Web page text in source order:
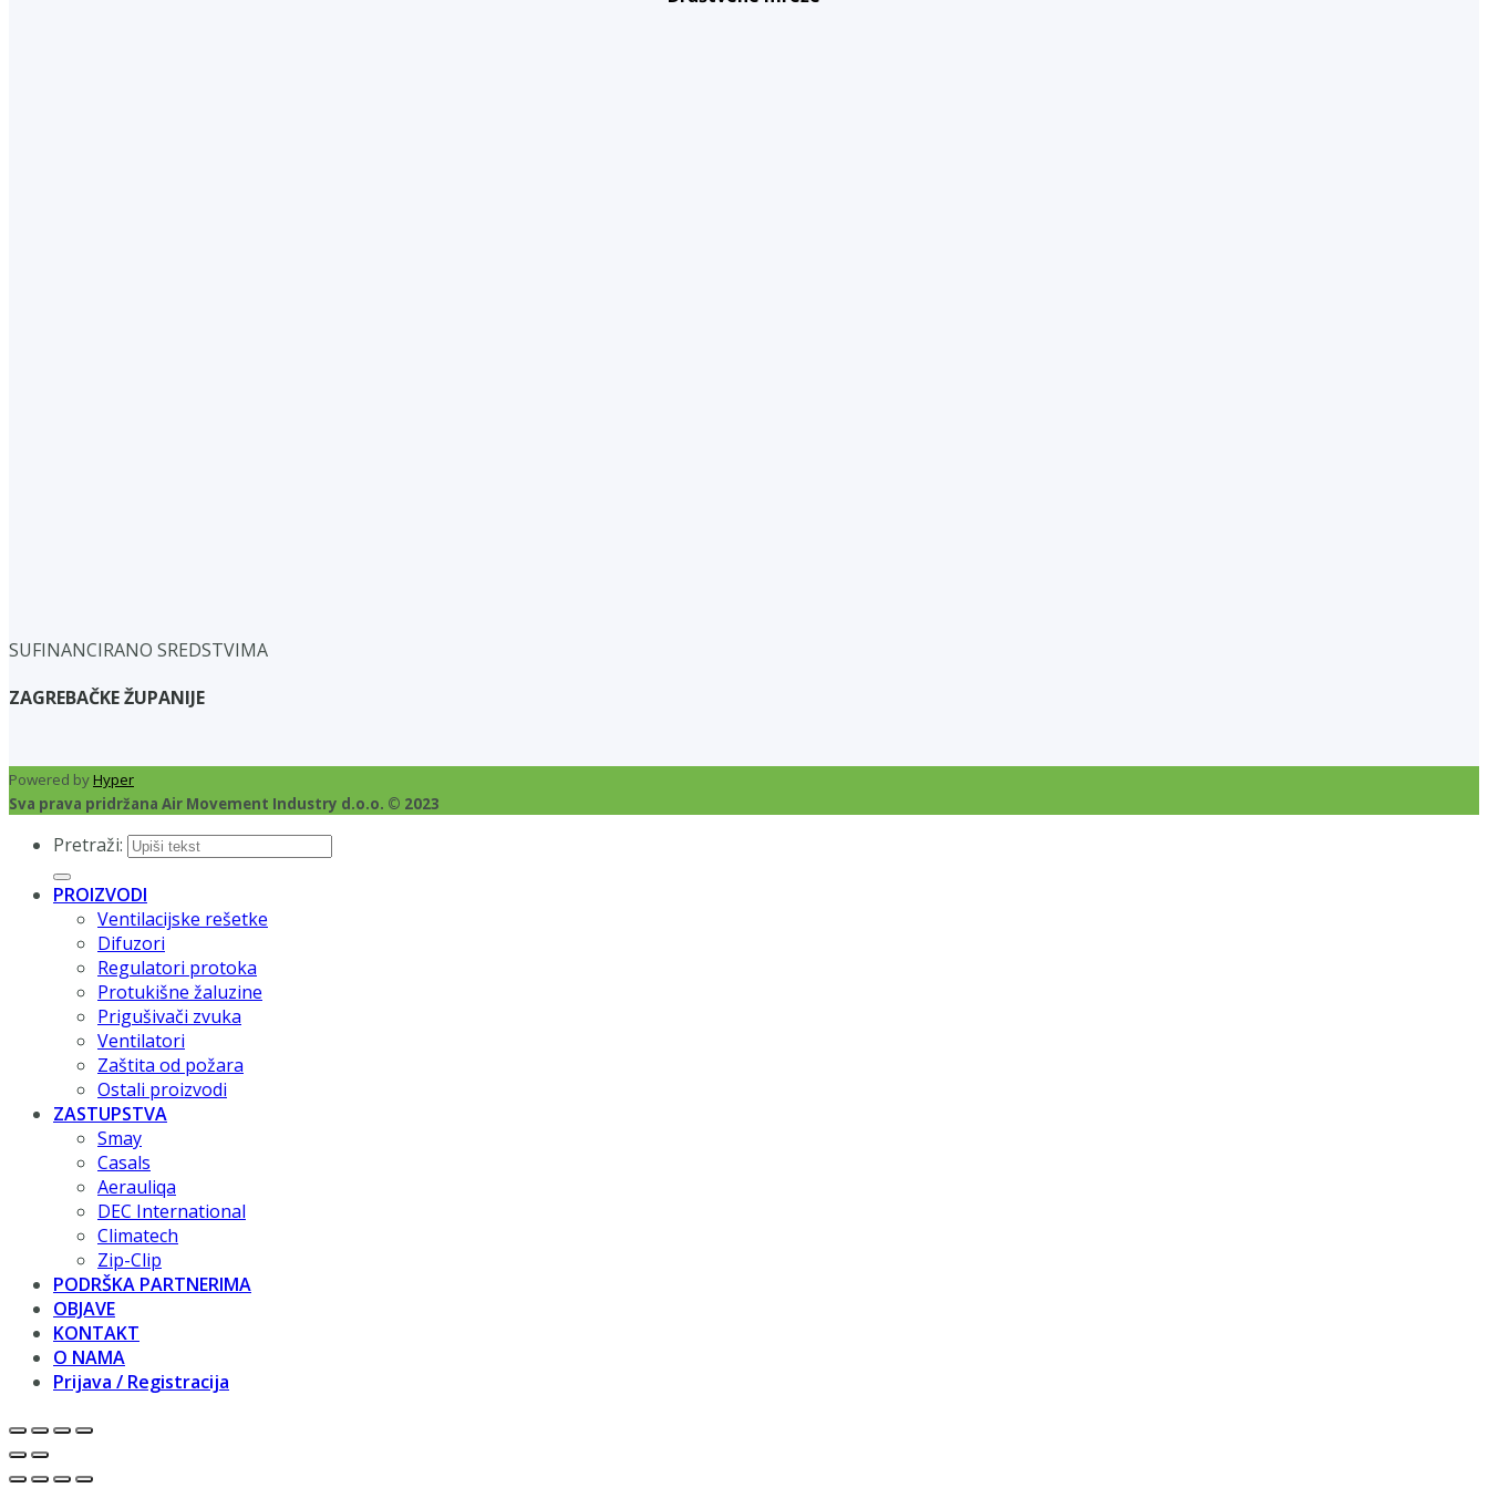
SUFINANCIRANO SREDSTVIMA
ZAGREBAČKE ŽUPANIJE
Powered byHyper
Sva prava pridržana Air Movement Industry d.o.o. © 2023
Pretraži:
PROIZVODI
Ventilacijske rešetke
Difuzori
Regulatori protoka
Protukišne žaluzine
Prigušivači zvuka
Ventilatori
Zaštita od požara
Ostali proizvodi
ZASTUPSTVA
Smay
Casals
Aerauliqa
DEC International
Climatech
Zip-Clip
PODRŠKA PARTNERIMA
OBJAVE
KONTAKT
O NAMA
Prijava / Registracija